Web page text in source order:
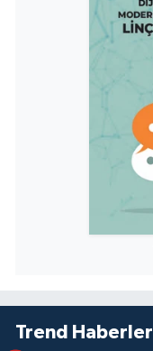
Trend Haberler